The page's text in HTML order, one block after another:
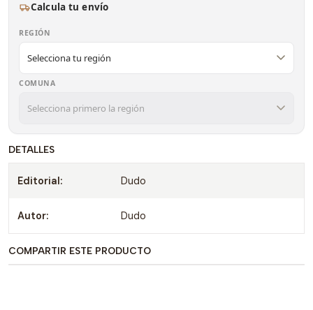
Calcula tu envío
REGIÓN
COMUNA
DETALLES
Editorial: Dudo
Autor: Dudo
COMPARTIR ESTE PRODUCTO